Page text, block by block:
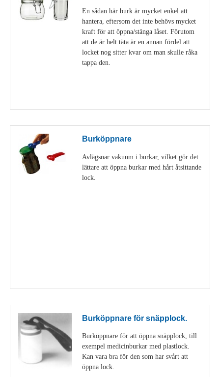
En sådan här burk är mycket enkel att
hantera, eftersom det inte behövs mycket
kraft för att öppna/stänga låset. Förutom
att de är helt täta är en annan fördel att
locket nog sitter kvar om man skulle råka
tappa den.
Burköppnare
Avlägsnar vakuum i burkar, vilket gör det
lättare att öppna burkar med hårt åtsittande
lock.
Burköppnare för snäpplock.
Burköppnare för att öppna snäpplock, till
exempel medicinburkar med plastlock.
Kan vara bra för den som har svårt att
öppna lock.